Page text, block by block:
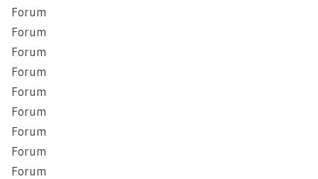
Forum
Forum
Forum
Forum
Forum
Forum
Forum
Forum
Forum